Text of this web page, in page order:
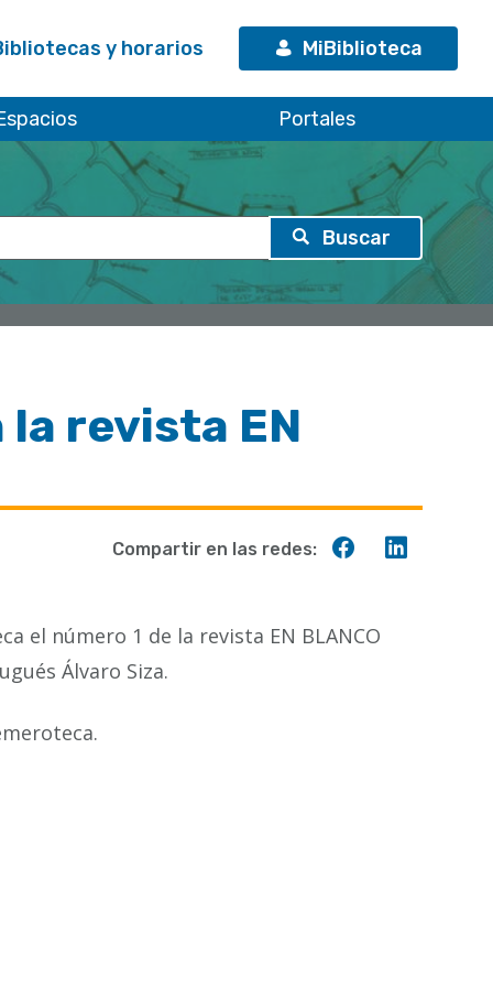
y horarios MiBiblioteca
Portales
la revista EN
Compartir
Compartir en las redes:
el número 1 de la revista EN BLANCO
Álvaro Siza.